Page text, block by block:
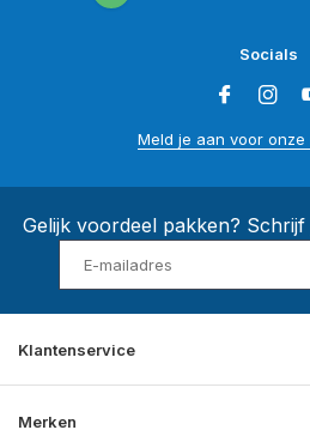
Socials
Meld je aan voor
Gelijk voordeel pakken?
Klantenservice
Merken